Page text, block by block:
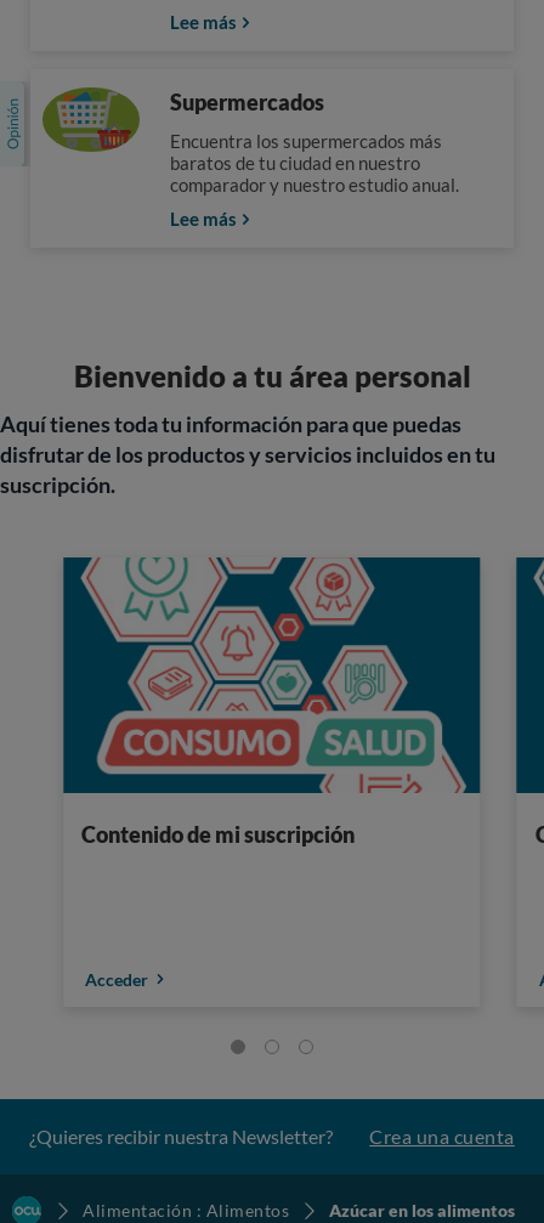
Lee más
Supermercados
Encuentra los supermercados más
baratos de tu ciudad en nuestro
comparador y nuestro estudio anual.
Lee más
Bienvenido a tu área personal
Aquí tienes toda tu información para que puedas
disfrutar de los productos y servicios incluidos en tu
suscripción.
Contenido de mi suscripción
Acceder
¿Quieres recibir nuestra Newsletter? Crea una cuenta
Alimentación : Alimentos Azúcar en los alimentos